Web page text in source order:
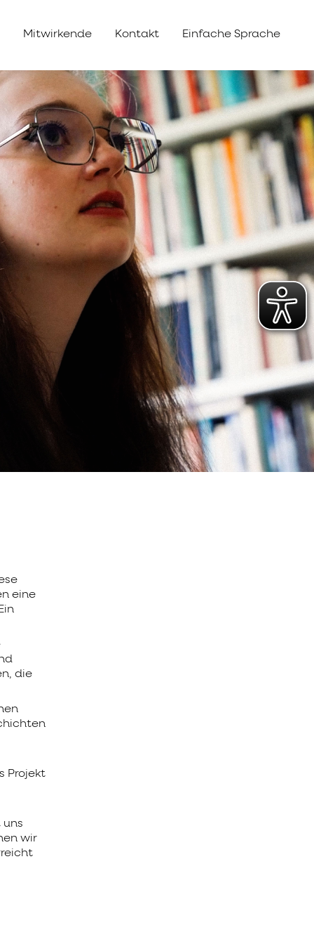
Mitwirkende Kontakt Einfache Sprache
eine
die
Projekt
uns
wir